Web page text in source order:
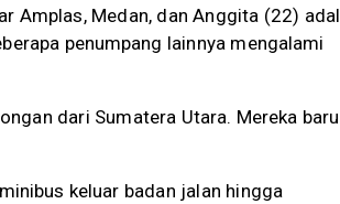
Amplas, Medan, dan Anggita (22) adal
penumpang lainnya mengalami
dari Sumatera Utara. Mereka baru
keluar badan jalan hingga